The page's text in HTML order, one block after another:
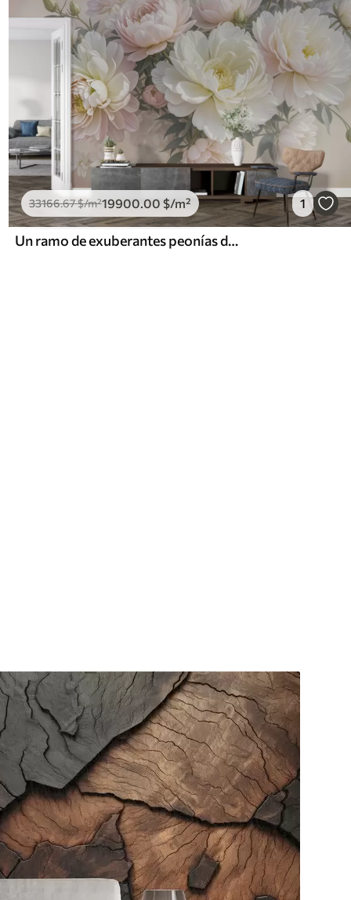
33166.67$/m²19900 .00 $/m² 1
Un ramo de exuberantes peonías de colores pastel y otras flores sobre un fondo suave y difuminado